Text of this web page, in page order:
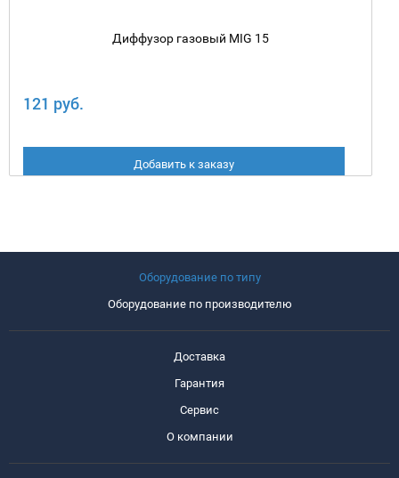
Диффузор газовый MIG 15
121 руб.
Добавить к заказу
Оборудование по типу
Оборудование по производителю
Доставка
Гарантия
Сервис
О компании